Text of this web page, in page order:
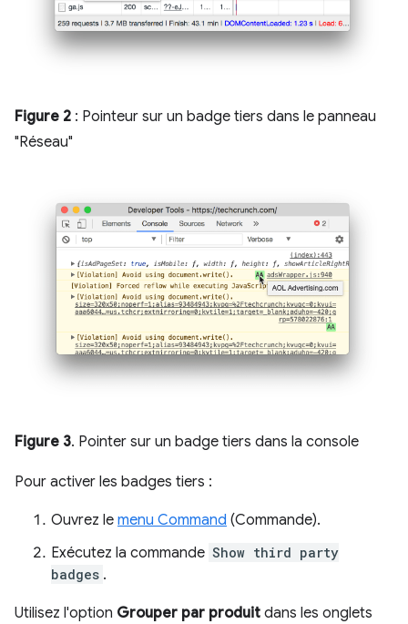
Figure 2 : Pointeur sur un badge tiers dans le panneau
"Réseau"
Figure 3. Pointer sur un badge tiers dans la console
Pour activer les badges tiers :
Ouvrez le menu Command (Commande).
Exécutez la commande Show third party
badges .
Utilisez l'option Grouper par produit dans les onglets